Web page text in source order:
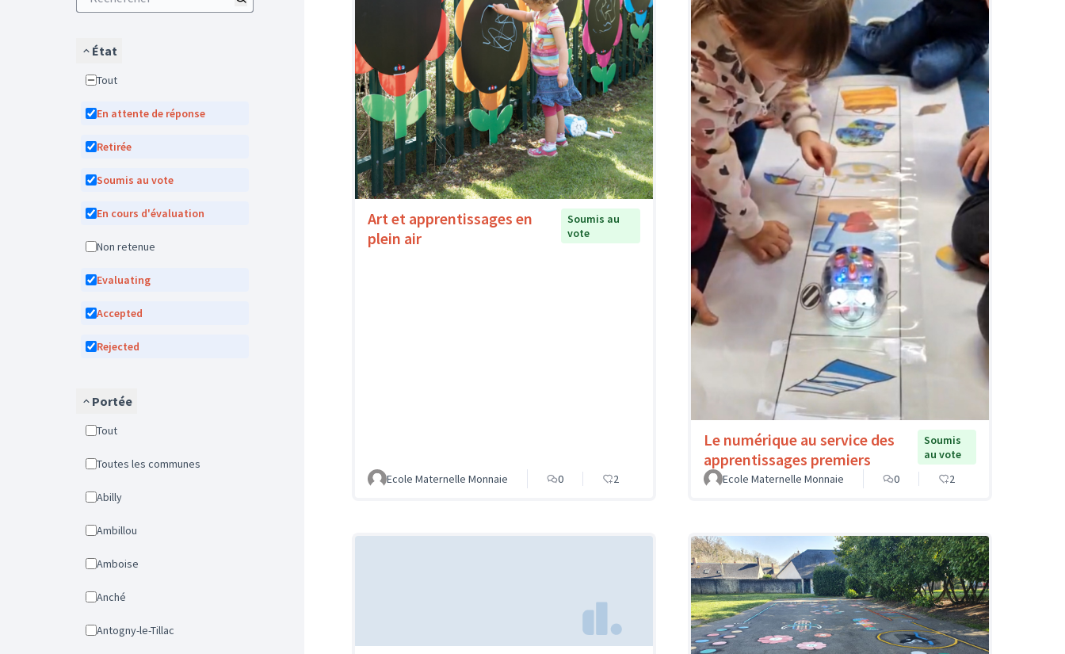
État
Tout
En attente de réponse
Retirée
Soumis au vote
En cours d'évaluation
Non retenue
Evaluating
Accepted
Rejected
Portée
Tout
Toutes les communes
Abilly
Ambillou
Amboise
Anché
Antogny-le-Tillac
Art et apprentissages en
plein air
Soumis au
vote
Ecole Maternelle Monnaie 0 2
Le numérique au service des
apprentissages premiers
Soumis
au vote
Ecole Maternelle Monnaie
0 2